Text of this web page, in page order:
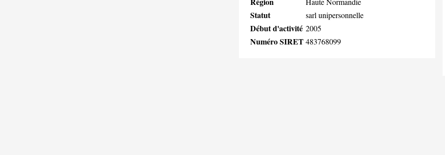
Statut sarl unipersonnelle
Début d'activité 2005
Numéro SIRET483768099